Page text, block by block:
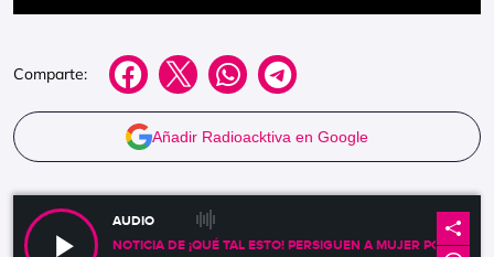
Comparte:
Añadir Radioacktiva en Google
AUDIO
NOTICIA DE ¡QUÉ TAL ESTO! PERSIGUEN A MUJER POR